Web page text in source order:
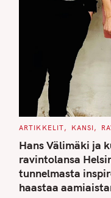
C
T
E
G
O
R
I
E
S
ARTIKKELIT KANSI
Hans Välimäki ja
ravintolansa
tunnelmasta
haastaa